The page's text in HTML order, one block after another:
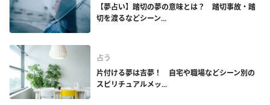
【夢占い】踏切の夢の意味とは？ 踏切事故・踏
切を渡るなどシーン...
占う
片付ける夢は吉夢！ 自宅や職場などシーン別の
スピリチュアルメッ...